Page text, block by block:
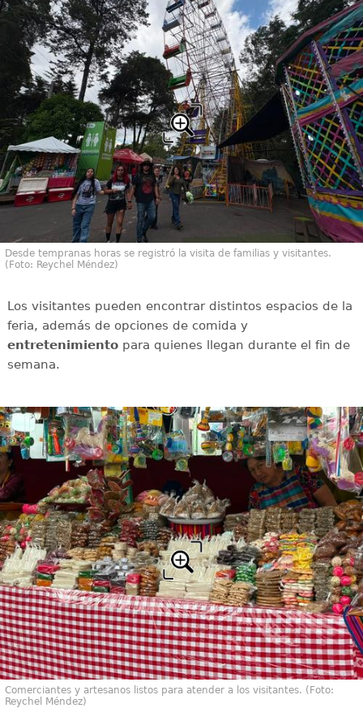
Desde tempranas horas se registró la visita de familias y visitantes.
(Foto: Reychel Méndez)
Los visitantes pueden encontrar distintos espacios de la
feria, además de opciones de comida y
entretenimientopara quienes llegan durante el fin de
semana.
Comerciantes y artesanos listos para atender a los visitantes. (Foto:
Reychel Méndez)